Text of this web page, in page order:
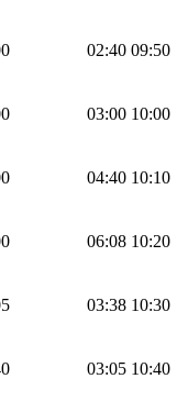
02:40 09:50
03:00 10:00
04:40 10:10
06:08 10:20
03:38 10:30
03:05 10:40